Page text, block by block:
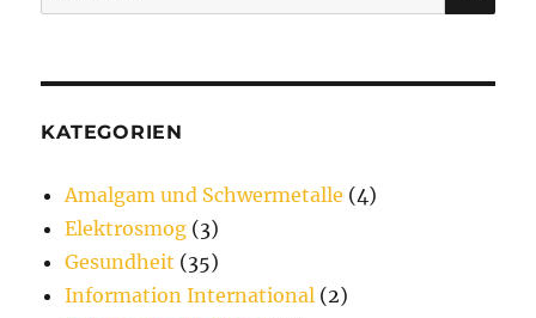
nach:
KATEGORIEN
Amalgam und Schwermetalle (4)
Elektrosmog (3)
Gesundheit (35)
Information International (2)